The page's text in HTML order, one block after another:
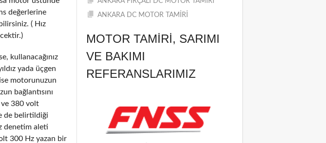
değerlerine
( Hız
kullanacağınız
yada üçgen
motorunuzun
bağlantısını
ve 380 volt
de belirtildiği
denetim aleti
300 Hz yazan bir
ANKARA DC MOTOR TAMİRİ
MOTOR TAMIRI, SARIMI
VE BAKIMI
REFERANSLARIMIZ